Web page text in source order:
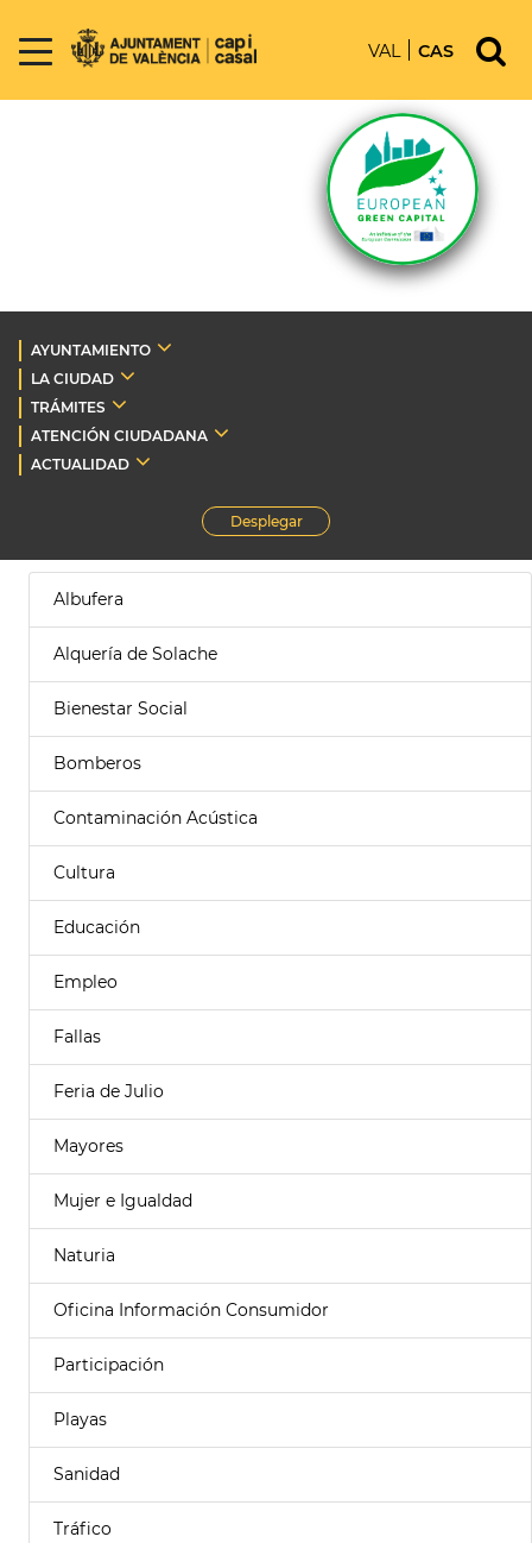
VAL CAS
AYUNTAMIENTO
LA CIUDAD
TRÁMITES
ATENCIÓN CIUDADANA
ACTUALIDAD
Desplegar
Albufera
Alquería de Solache
Bienestar Social
Bomberos
Contaminación Acústica
Cultura
Educación
Empleo
Fallas
Feria de Julio
Mayores
Mujer e Igualdad
Naturia
Oficina Información Consumidor
Participación
Playas
Sanidad
Tráfico